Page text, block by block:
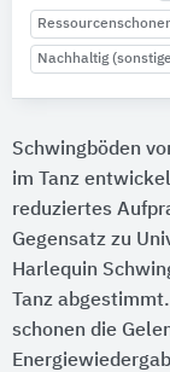
Nachhaltig
Schwingböden
im Tanz
reduziertes
Gegensatz zu
Harlequin
Tanz
schonen die